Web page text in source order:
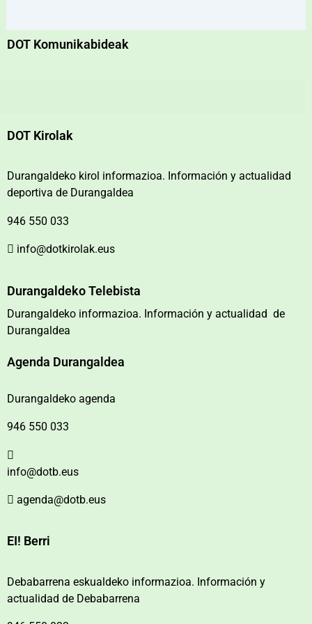
DOT Komunikabideak
DOT Kirolak
Durangaldeko kirol informazioa. Información y actualidad
deportiva de Durangaldea
946 550 033
info@dotkirolak.eus
Durangaldeko Telebista
Durangaldeko informazioa. Información y actualidad de
Durangaldea
Agenda Durangaldea
Durangaldeko agenda
946 550 033
info@dotb.eus
agenda@dotb.eus
EI! Berri
Debabarrena eskualdeko informazioa. Información y
actualidad de Debabarrena